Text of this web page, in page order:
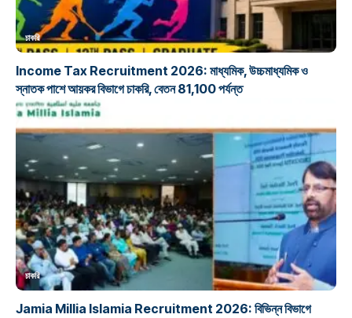
চাকরি
Income Tax Recruitment 2026: মাধ্যমিক, উচ্চমাধ্যমিক ও
স্নাতক পাশে আয়কর বিভাগে চাকরি, বেতন 81,100 পর্যন্ত
চাকরি
Jamia Millia Islamia Recruitment 2026: বিভিন্ন বিভাগে